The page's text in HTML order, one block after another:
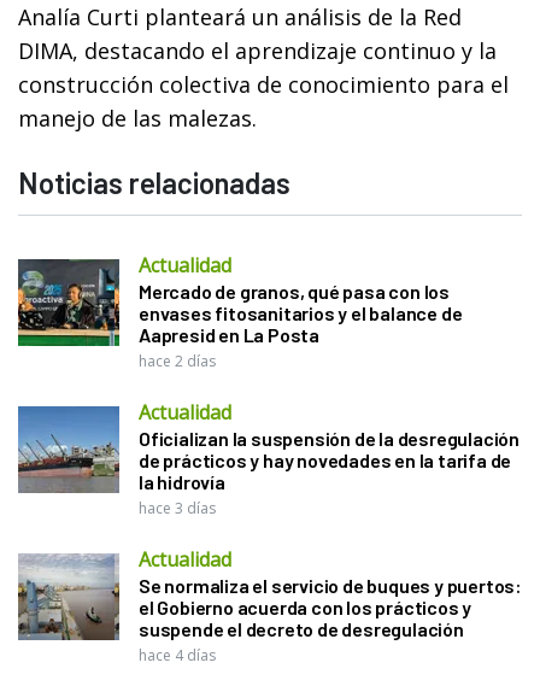
Analía Curti planteará un análisis de la Red
DIMA, destacando el aprendizaje continuo y la
construcción colectiva de conocimiento para el
manejo de las malezas.
Noticias relacionadas
Actualidad
Mercado de granos, qué pasa con los
envases fitosanitarios y el balance de
Aapresid en La Posta
hace 2 días
Actualidad
Oficializan la suspensión de la desregulación
de prácticos y hay novedades en la tarifa de
la hidrovía
hace 3 días
Actualidad
Se normaliza el servicio de buques y puertos:
el Gobierno acuerda con los prácticos y
suspende el decreto de desregulación
hace 4 días